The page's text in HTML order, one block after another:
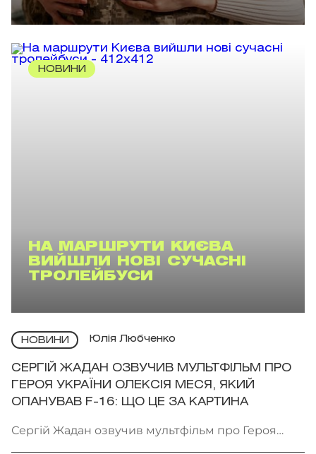
НОВИНИ
НА МАРШРУТИ КИЄВА
ВИЙШЛИ НОВІ СУЧАСНІ
ТРОЛЕЙБУСИ
НОВИНИ Юлія Любченко
СЕРГІЙ ЖАДАН ОЗВУЧИВ МУЛЬТФІЛЬМ ПРО
ГЕРОЯ УКРАЇНИ ОЛЕКСІЯ МЕСЯ, ЯКИЙ
ОПАНУВАВ F-16: ЩО ЦЕ ЗА КАРТИНА
Сергій Жадан озвучив мультфільм про Героя